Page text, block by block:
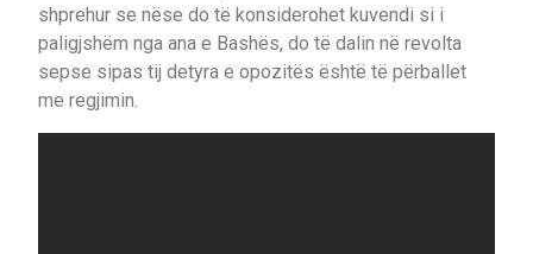
shprehur se nëse do të konsiderohet kuvendi si i
paligjshëm nga ana e Bashës, do të dalin në revolta
sepse sipas tij detyra e opozitës është të përballet
me regjimin.